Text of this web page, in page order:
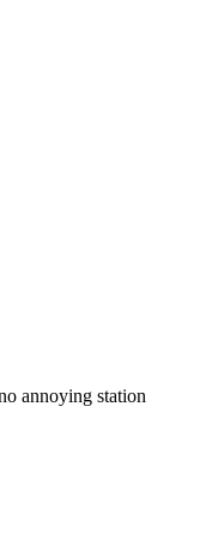
annoying station